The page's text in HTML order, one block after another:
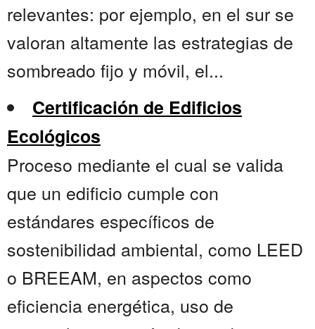
relevantes: por ejemplo, en el sur se
valoran altamente las estrategias de
sombreado fijo y móvil, el...
Certificación de Edificios
Ecológicos
Proceso mediante el cual se valida
que un edificio cumple con
estándares específicos de
sostenibilidad ambiental, como LEED
o BREEAM, en aspectos como
eficiencia energética, uso de